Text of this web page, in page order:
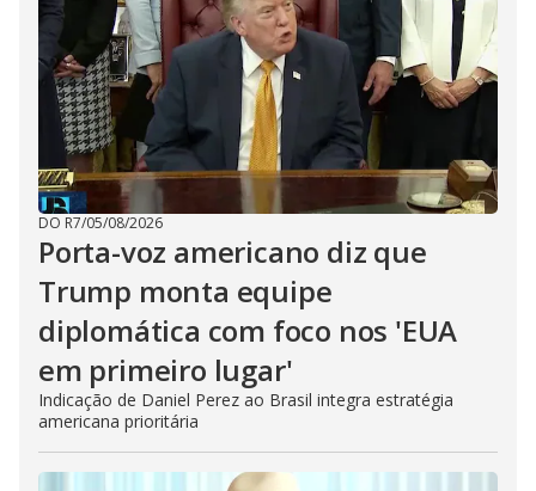
DO R7/05/08/2026
Porta-voz americano diz que
Trump monta equipe
diplomática com foco nos 'EUA
em primeiro lugar'
Indicação de Daniel Perez ao Brasil integra estratégia
americana prioritária